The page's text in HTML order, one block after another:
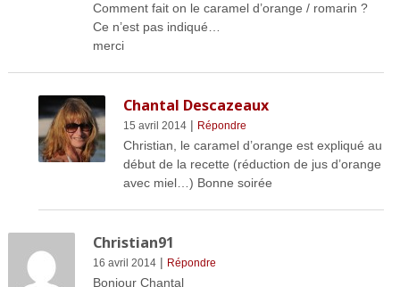
Comment fait on le caramel d’orange / romarin ?
Ce n’est pas indiqué…
merci
Chantal Descazeaux
15 avril 2014| Répondre
Christian, le caramel d’orange est expliqué au
début de la recette (réduction de jus d’orange
avec miel…) Bonne soirée
Christian91
16 avril 2014| Répondre
Bonjour Chantal